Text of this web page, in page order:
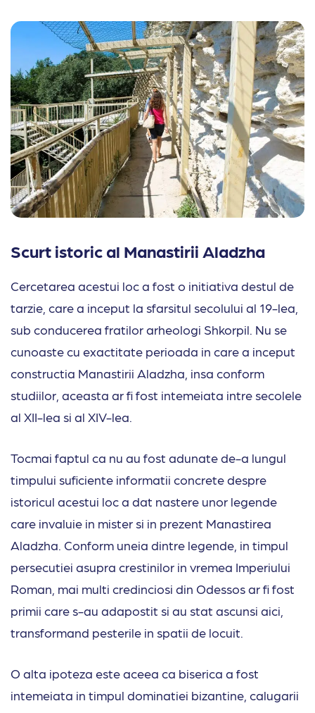
Scurt istoric al Manastirii Aladzha
Cercetarea acestui loc a fost o initiativa destul de
tarzie, care a inceput la sfarsitul secolului al 19-lea,
sub conducerea fratilor arheologi Shkorpil. Nu se
cunoaste cu exactitate perioada in care a inceput
constructia Manastirii Aladzha, insa conform
studiilor, aceasta ar fi fost intemeiata intre secolele
al XII-lea si al XIV-lea.
Tocmai faptul ca nu au fost adunate de-a lungul
timpului suficiente informatii concrete despre
istoricul acestui loc a dat nastere unor legende
care invaluie in mister si in prezent Manastirea
Aladzha. Conform uneia dintre legende, in timpul
persecutiei asupra crestinilor in vremea Imperiului
Roman, mai multi credinciosi din Odessos ar fi fost
primii care s-au adapostit si au stat ascunsi aici,
transformand pesterile in spatii de locuit.
O alta ipoteza este aceea ca biserica a fost
intemeiata in timpul dominatiei bizantine, calugarii